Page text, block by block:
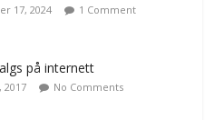
17, 2024 1 Comment
på internett
2017 No Comments